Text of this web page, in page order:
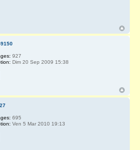
927
Dim 20 Sep 2009 15:38
695
Ven 5 Mar 2010 19:13